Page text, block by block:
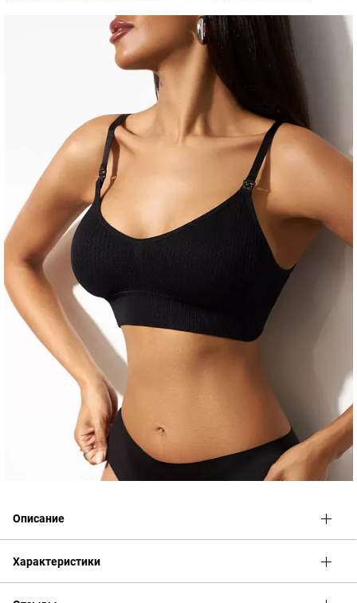
Описание
Согласно Постановлению Правительства РФ от 19.01.1998 N
55 (ред. от 23.12.2016) к Перечню непродовольственных
товаров надлежащего качества, не подлежащих возврату или
обмену на аналогичный товар других размера, формы,
Характеристики